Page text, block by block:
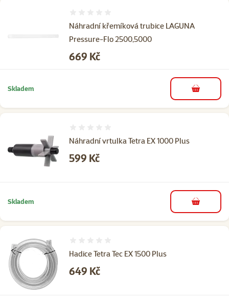
Náhradní křemíková trubice LAGUNA
Pressure-Flo 2500,5000
Cena
669 Kč
Skladem do košíku
Náhradní vrtulka Tetra EX 1000 Plus
Cena
599 Kč
Skladem do košíku
Hadice Tetra Tec EX 1500 Plus
Cena
649 Kč